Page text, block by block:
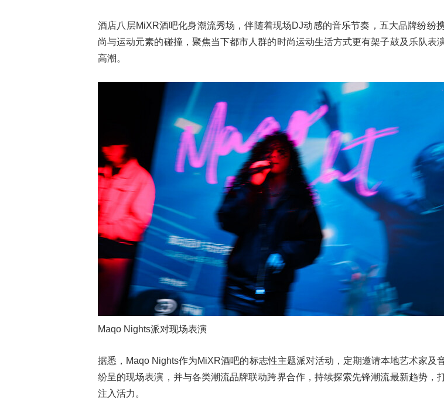
酒店八层MiXR酒吧化身潮流秀场，伴随着现场DJ动感的音乐节奏，五大品牌纷纷
尚与运动元素的碰撞，聚焦当下都市人群的时尚运动生活方式更有架子鼓及乐队表
高潮。
Maqo Nights派对现场表演
据悉，Maqo Nights作为MiXR酒吧的标志性主题派对活动，定期邀请本地艺术家及
纷呈的现场表演，并与各类潮流品牌联动跨界合作，持续探索先锋潮流最新趋势，
注入活力。